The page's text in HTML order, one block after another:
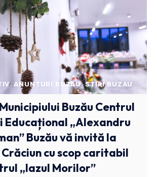
ANUNTURI BUZAU STIRI BUZAU
Buzău Centrul
Educațional „Alexandru
Buzău vă invită la
cu scop caritabil
„Iazul Morilor”